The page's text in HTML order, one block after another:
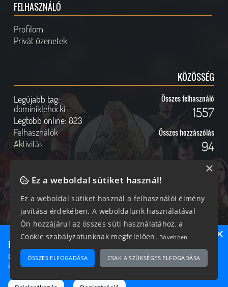
FELHASZNÁLÓ
Profilom
Privát üzenetek
KÖZÖSSÉG
Legújabb tag:
dominiklehocki
Legtöbb online:823
Felhasználók
Aktivitás
Összes felhasználó
1557
Összes hozzászólás
94
Online felhasználók
269 vendég, 0 tag
Kövess Minket!
2026 © Magyar GTA Közösség
hozzájárulásával és a forrás megjelölésével használhatóak fel.
Ne maradj le semmiről!
Csatlakozz most hozzánk, hogy megtudd, milyen egy igazi
közösséghez tartozni!
×
Ez a weboldal sütiket használ!
Ez a weboldal sütiket használ a felhasználói élmény
javítása érdekében. A weboldalunk használatával
Ön hozzájárul az összes süti használatához, a
Cookie szabályzatunknak megfelelően. Bővebben
ÖSSZES ELFOGADÁSA CSAK A SZÜKSÉGES ELFOGADÁSA
×